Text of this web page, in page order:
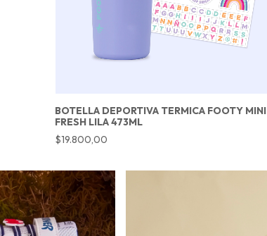
BOTELLA DEPORTIVA TERMICA FOOTY MINI
FRESH LILA 473ML
$19.800,00